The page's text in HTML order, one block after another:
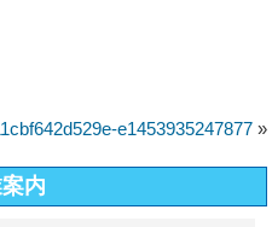
e1453935247877 »
内